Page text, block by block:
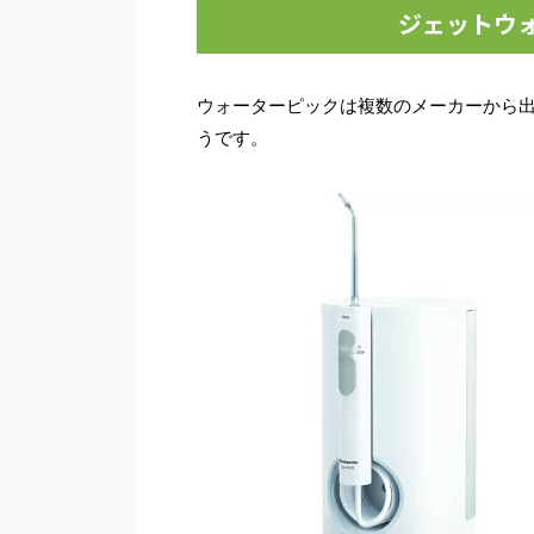
ジェットウ
ウォーターピックは複数のメーカーから
うです。